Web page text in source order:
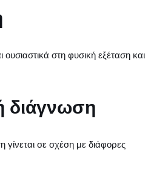
ουσιαστικά στη φυσική εξέταση και
διάγνωση
γίνεται σε σχέση με διάφορες